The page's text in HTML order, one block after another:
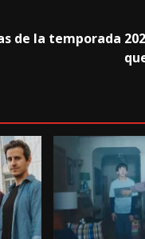
de la temporada